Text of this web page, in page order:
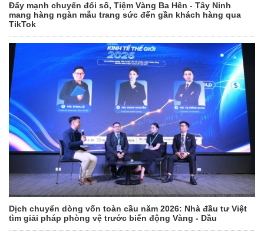
Đẩy mạnh chuyển đổi số, Tiệm Vàng Ba Hên - Tây Ninh
mang hàng ngàn mẫu trang sức đến gần khách hàng qua
TikTok
Dịch chuyển dòng vốn toàn cầu năm 2026: Nhà đầu tư Việt
tìm giải pháp phòng vệ trước biến động Vàng - Dầu